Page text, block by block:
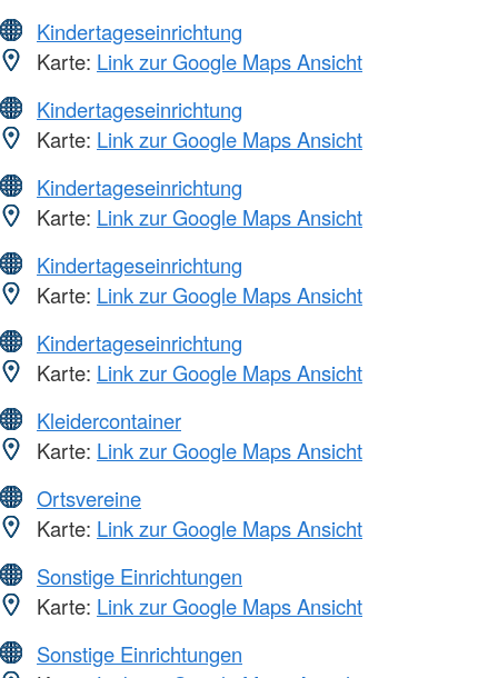
Kindertageseinrichtung
Karte: Link zur Google Maps Ansicht
Kindertageseinrichtung
Karte: Link zur Google Maps Ansicht
Kindertageseinrichtung
Karte: Link zur Google Maps Ansicht
Kindertageseinrichtung
Karte: Link zur Google Maps Ansicht
Kindertageseinrichtung
Karte: Link zur Google Maps Ansicht
Kleidercontainer
Karte: Link zur Google Maps Ansicht
Ortsvereine
Karte: Link zur Google Maps Ansicht
Sonstige Einrichtungen
Karte: Link zur Google Maps Ansicht
Sonstige Einrichtungen